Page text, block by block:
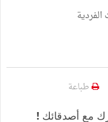
طباعة
مع أصدقائك !